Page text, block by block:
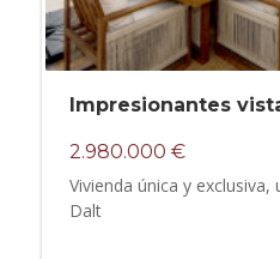
Impresionantes
2.980.000 €
Vivienda única y exclusiva,
Dalt